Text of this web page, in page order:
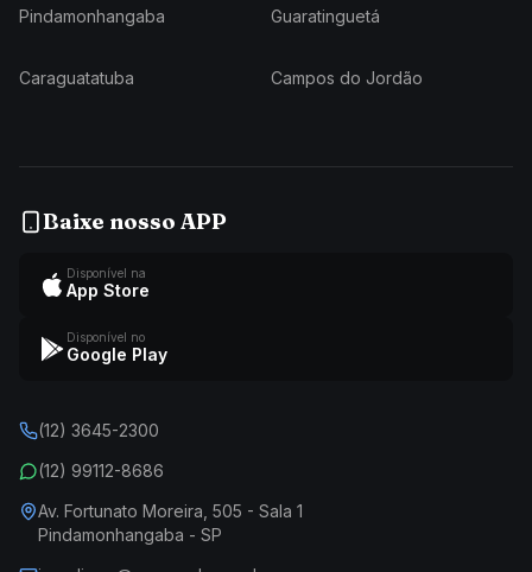
Pindamonhangaba Guaratinguetá
Caraguatatuba Campos do Jordão
Baixe nosso APP
Disponível na
App Store
Disponível no
Google Play
(12) 3645-2300
(12) 99112-8686
Av. Fortunato Moreira, 505 - Sala 1
Pindamonhangaba - SP